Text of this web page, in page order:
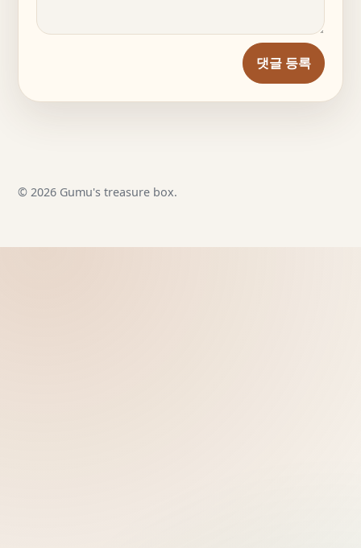
댓글 등록
© 2026 Gumu's treasure box.